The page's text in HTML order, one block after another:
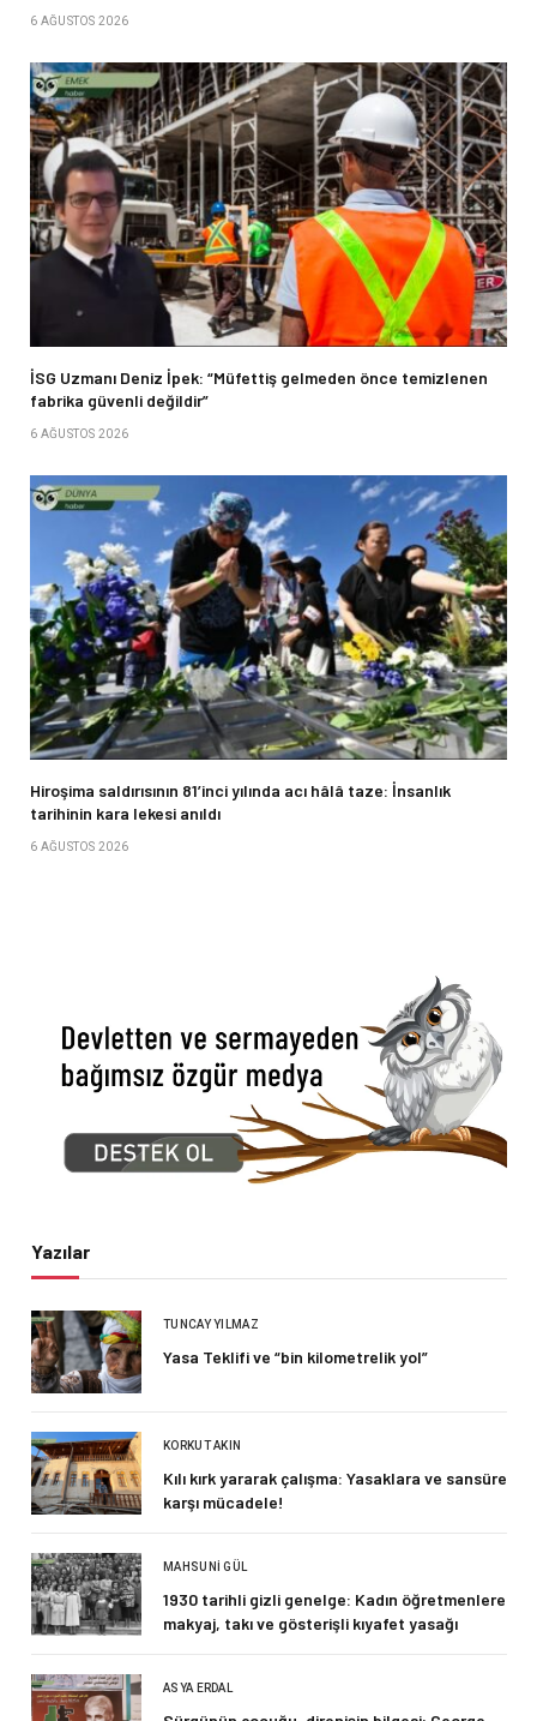
6 AĞUSTOS 2026
İSG Uzmanı Deniz İpek: “Müfettiş gelmeden önce temizlenen
fabrika güvenli değildir”
6 AĞUSTOS 2026
Hiroşima saldırısının 81’inci yılında acı hâlâ taze: İnsanlık
tarihinin kara lekesi anıldı
6 AĞUSTOS 2026
Yazılar
TUNCAY YILMAZ
Yasa Teklifi ve “bin kilometrelik yol”
KORKUT AKIN
Kılı kırk yararak çalışma: Yasaklara ve sansüre
karşı mücadele!
MAHSUNI GÜL
1930 tarihli gizli genelge: Kadın öğretmenlere
makyaj, takı ve gösterişli kıyafet yasağı
ASYA ERDAL